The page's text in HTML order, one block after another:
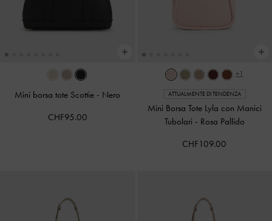
Mini borsa tote Scottie - Nero
CHF95.00
+1
ATTUALMENTE DI TENDENZA
Mini Borsa Tote Lyla con Manici
Tubolari - Rosa Pallido
CHF109.00